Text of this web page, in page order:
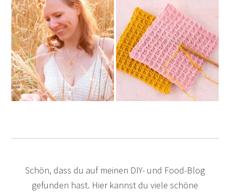
Schön, dass du auf meinen DIY- und Food-Blog
gefunden hast. Hier kannst du viele schöne